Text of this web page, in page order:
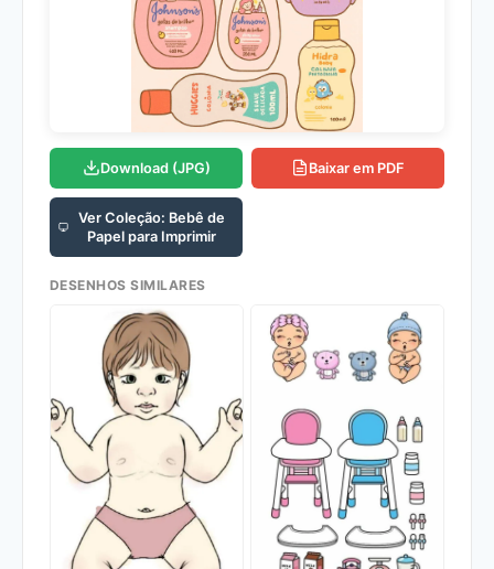
Download (JPG) Baixar em PDF
Ver Coleção: Bebê de
Papel para Imprimir
DESENHOS SIMILARES